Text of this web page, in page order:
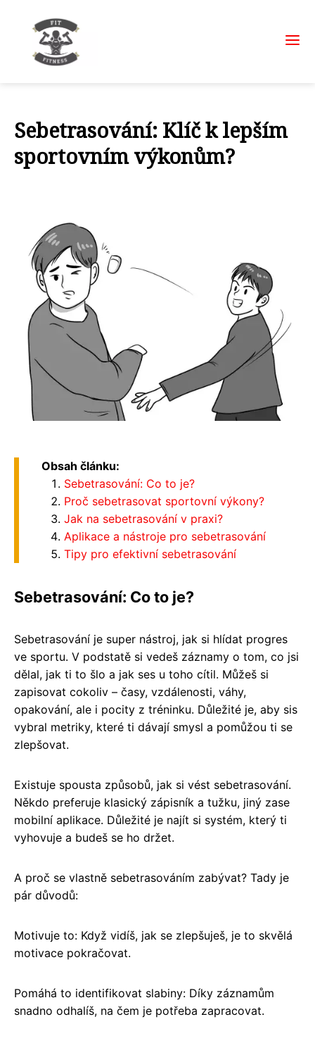
Sebetrasování: Klíč k lepším
sportovním výkonům?
Obsah článku:
Sebetrasování: Co to je?
Proč sebetrasovat sportovní výkony?
Jak na sebetrasování v praxi?
Aplikace a nástroje pro sebetrasování
Tipy pro efektivní sebetrasování
Sebetrasování: Co to je?
Sebetrasování je super nástroj, jak si hlídat progres
ve sportu. V podstatě si vedeš záznamy o tom, co jsi
dělal, jak ti to šlo a jak ses u toho cítil. Můžeš si
zapisovat cokoliv – časy, vzdálenosti, váhy,
opakování, ale i pocity z tréninku. Důležité je, aby sis
vybral metriky, které ti dávají smysl a pomůžou ti se
zlepšovat.
Existuje spousta způsobů, jak si vést sebetrasování.
Někdo preferuje klasický zápisník a tužku, jiný zase
mobilní aplikace. Důležité je najít si systém, který ti
vyhovuje a budeš se ho držet.
A proč se vlastně sebetrasováním zabývat? Tady je
pár důvodů:
Motivuje to: Když vidíš, jak se zlepšuješ, je to skvělá
motivace pokračovat.
Pomáhá to identifikovat slabiny: Díky záznamům
snadno odhalíš, na čem je potřeba zapracovat.